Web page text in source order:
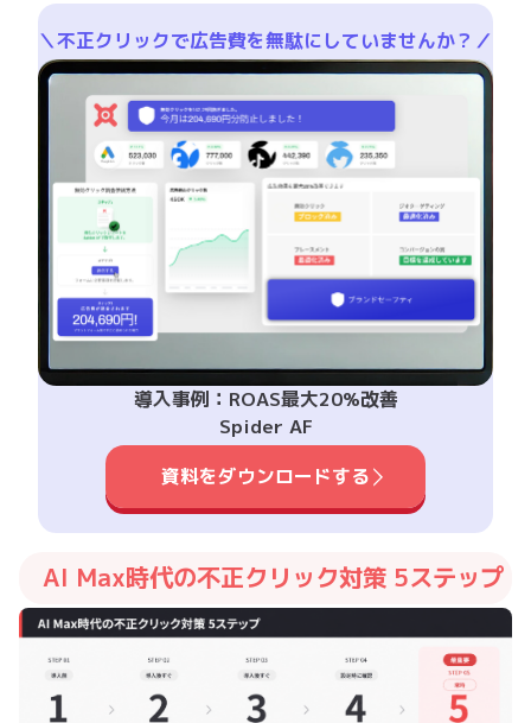
＼不正クリックで広告費を無駄にしていませんか？／
導入事例：ROAS最大20%改善
Spider AF
資料をダウンロードする
AI Max時代の不正クリック対策 5ステップ